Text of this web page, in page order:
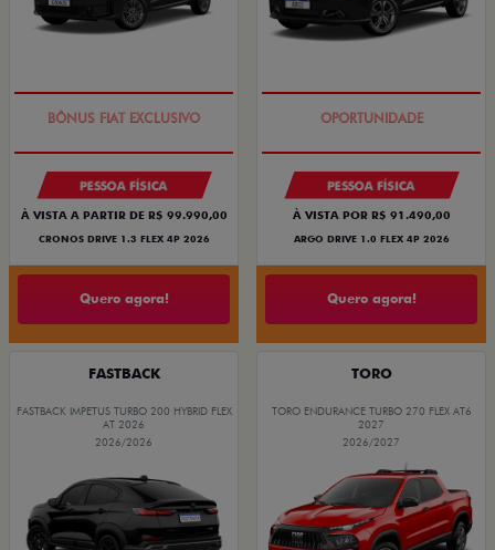
PESSOA FÍSICA
À VISTA A PARTIR DE R$ 99.990,00
CRONOS DRIVE 1.3 FLEX 4P 2026
Quero agora!
PESSOA FÍSICA
À VISTA POR R$ 91.490,00
ARGO DRIVE 1.0 FLEX 4P 2026
Quero agora!
FASTBACK
FASTBACK IMPETUS TURBO 200 HYBRID FLEX
AT 2026
2026/2026
TORO
TORO ENDURANCE TURBO 270 FLEX AT6
2027
2026/2027